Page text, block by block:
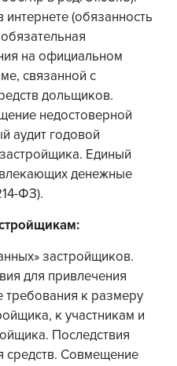
(обязанность
на официальном
связанной с
дольщиков.
недостоверной
аудит годовой
Единый
денежные
ФЗ).
застройщиков.
для привлечения
к размеру
к участникам и
Последствия
средств. Совмещение